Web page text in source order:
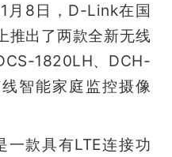
月8日，D-Link在国
推出了两款全新无线
1820LH、DCH-
智能家庭监控摄像
款具有LTE连接功